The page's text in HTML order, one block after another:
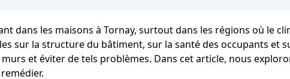
dans les maisons à Tornay, surtout dans les régions où le
sur la structure du bâtiment, sur la santé des occupants et
et éviter de tels problèmes. Dans cet article, nous